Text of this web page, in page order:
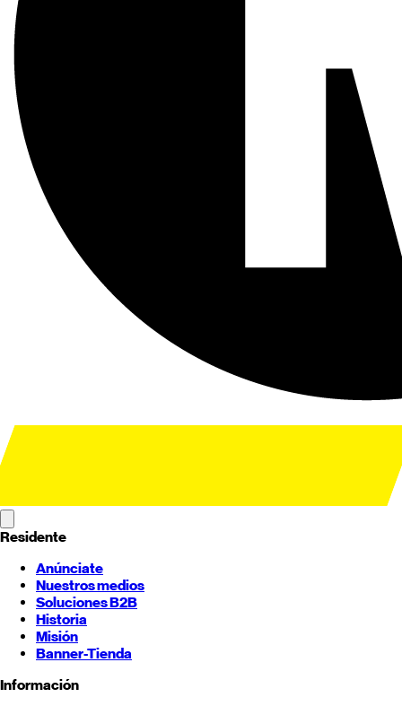
Residente
Anúnciate
Nuestros medios
Soluciones B2B
Historia
Misión
Banner-Tienda
Información